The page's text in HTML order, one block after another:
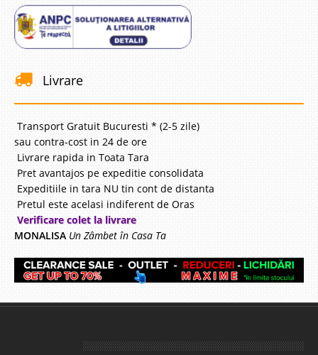
Livrare
Transport Gratuit Bucuresti * (2-5 zile)
sau contra-cost in 24 de ore
Livrare rapida in Toata Tara
Pret avantajos pe expeditie consolidata
Expeditiile in tara NU tin cont de distanta
Pretul este acelasi indiferent de Oras
Verificare colet la livrare
MONALISA Un Zâmbet în Casa Ta